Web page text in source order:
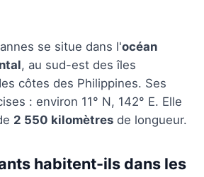
se situe dans l'océan
, au sud-est des îles
côtes des Philippines. Ses
: environ 11° N, 142° E. Elle
2 550 kilomètres de longueur.
habitent-ils dans les